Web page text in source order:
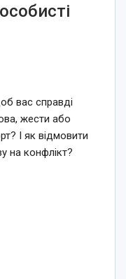
вас справді
жести або
І як відмовити
на конфлікт?